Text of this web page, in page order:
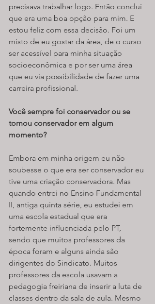
precisava trabalhar logo. Então concluí
que era uma boa opção para mim. E
estou feliz com essa decisão. Foi um
misto de eu gostar da área, de o curso
ser acessível para minha situação
socioeconômica e por ser uma área
que eu via possibilidade de fazer uma
carreira profissional.
Você sempre foi conservador ou se
tornou conservador em algum
momento?
Embora em minha origem eu não
soubesse o que era ser conservador eu
tive uma criação conservadora. Mas
quando entrei no Ensino Fundamental
II, antiga quinta série, eu estudei em
uma escola estadual que era
fortemente influenciada pelo PT,
sendo que muitos professores da
época foram e alguns ainda são
dirigentes do Sindicato. Muitos
professores da escola usavam a
pedagogia freiriana de inserir a luta de
classes dentro da sala de aula. Mesmo